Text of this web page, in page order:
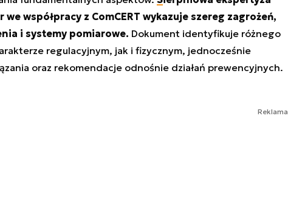
współpracy z ComCERT wykazuje szereg zagrożeń,
i systemy pomiarowe. Dokument identyfikuje różnego
regulacyjnym, jak i fizycznym, jednocześnie
oraz rekomendacje odnośnie działań prewencyjnych.
Reklama